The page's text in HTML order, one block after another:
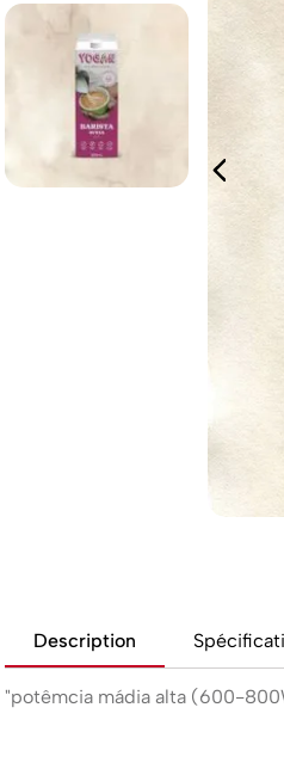
Description
"potêmcia mádia alta (600-